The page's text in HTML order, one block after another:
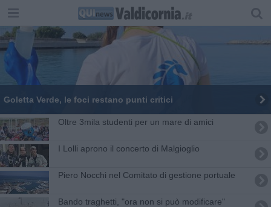
Goletta Verde, le foci restano punti critici
Oltre 3mila studenti per un mare di amici
​I Lolli aprono il concerto di Malgioglio
Piero Nocchi nel Comitato di gestione portuale
Bando traghetti, "ora non si può modificare"